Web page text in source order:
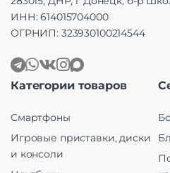
ИНН: 614015704000
ОГРНИП: 323930100214544
Категории товаров
Смартфоны
Игровые приставки, диски
и консоли